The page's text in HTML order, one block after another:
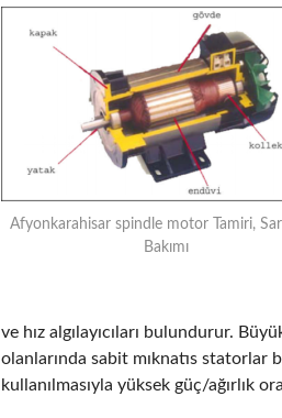
Afyonkarahisar spindle motor Tamiri,
Bakımı
ve hız algılayıcıları bulundurur.
olanlarında sabit mıknatıs statorlar
kullanılmasıyla yüksek güç/ağırlık